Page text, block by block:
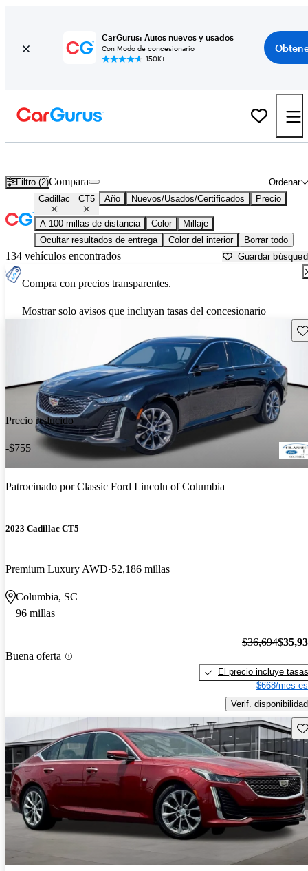
CarGurus: Autos nuevos y usados
Con Modo de concesionario
150K+
Filtro (2) Ordenar
Compara
Cadillac CT5 Año Nuevos/Usados/Certificados Precio
A 100 millas de distancia Color
Millaje
Ocultar resultados de entrega
Color del interior Borrar todo
134 vehículos encontrados Guardar
Compra con precios transparentes.
Mostrar solo avisos que incluyan tasas del concesionario
Precio reducido
-$755
Patrocinado porClassic Ford Lincoln of Columbia
2023 Cadillac CT5
Premium Luxury AWD 52,186 millas
Columbia, SC
96 millas
Buena oferta
$36,694
El precio incluye tasas
$668/mes
Verif. disponibilidad